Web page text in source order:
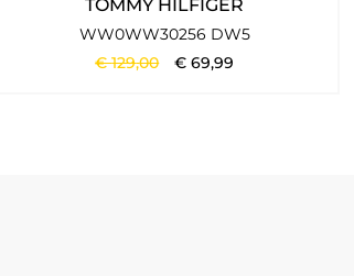
TOMMY HILFIGER
WW0WW30256 DW5
€129,00 €69,99